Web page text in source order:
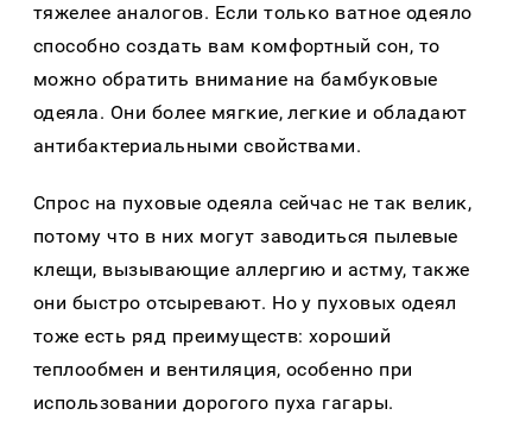
тяжелее аналогов. Если только ватное одеяло
способно создать вам комфортный сон, то
можно обратить внимание на бамбуковые
одеяла. Они более мягкие, легкие и обладают
антибактериальными свойствами.
Спрос на пуховые одеяла сейчас не так велик,
потому что в них могут заводиться пылевые
клещи, вызывающие аллергию и астму, также
они быстро отсыревают. Но у пуховых одеял
тоже есть ряд преимуществ: хороший
теплообмен и вентиляция, особенно при
использовании дорогого пуха гагары.